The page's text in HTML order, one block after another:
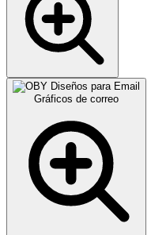
Gráficos de correo